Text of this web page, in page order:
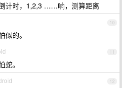
计时，1,2,3 ……响，测算距离
10
似的。
11
。
12